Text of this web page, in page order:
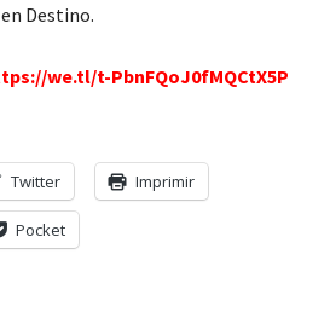
Destino.
we.tl/t-PbnFQoJ0fMQCtX5P
Twitter Imprimir
Pocket